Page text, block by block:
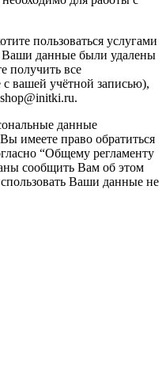
пользоваться услугами
Ваши данные были удалены
получить все
вашей учётной записью),
данные
имеете право обратиться
“Общему регламенту
сообщить Вам об этом
Ваши данные не